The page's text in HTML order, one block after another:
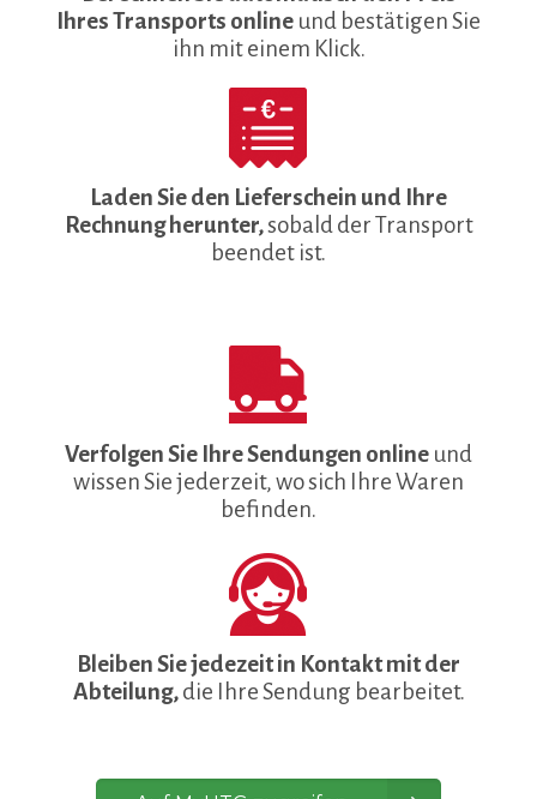
Ihres Transports online und bestätigen Sie
ihn mit einem Klick.
Laden Sie den Lieferschein und Ihre
Rechnung herunter,sobald der Transport
beendet ist.
Verfolgen Sie Ihre Sendungen online und
wissen Sie jederzeit, wo sich Ihre Waren
befinden.
Bleiben Sie jedezeit in Kontakt mit der
Abteilung,die Ihre Sendung bearbeitet.